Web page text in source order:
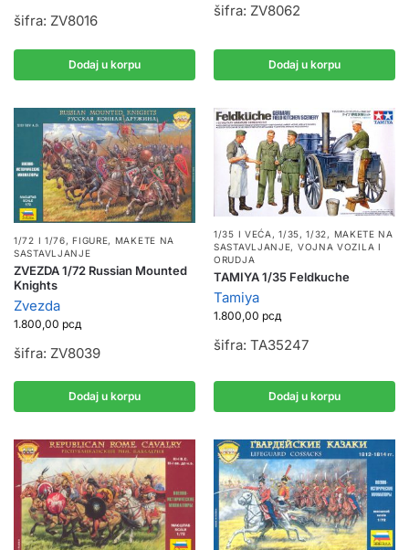
šifra: ZV8016
Dodaj u korpu
šifra: ZV8062
Dodaj u korpu
1/72 I 1/76,FIGURE, MAKETE NA
SASTAVLJANJE
ZVEZDA 1/72 Russian Mounted
Knights
Zvezda
1.800,00 рсд
šifra: ZV8039
Dodaj u korpu
1/35 I VEĆA ,1/35, 1/32, MAKETE NA
SASTAVLJANJE, VOJNA VOZILA I
ORUDJA
TAMIYA 1/35 Feldkuche
Tamiya
1.800,00 рсд
šifra: TA35247
Dodaj u korpu